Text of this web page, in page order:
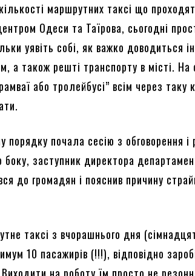
маршрутних таксі що
Одеси та Таїрова, сьогодні
уявіть собі, як важко доводиться
а також решті транспорту в місті. На
або тролейбусі” всім через таку
порядку почала сесію з обговорення і
боку, заступник директора
до громадян і пояснив причину
таксі з вчорашнього дня
10 пасажирів (!!!), відповідно